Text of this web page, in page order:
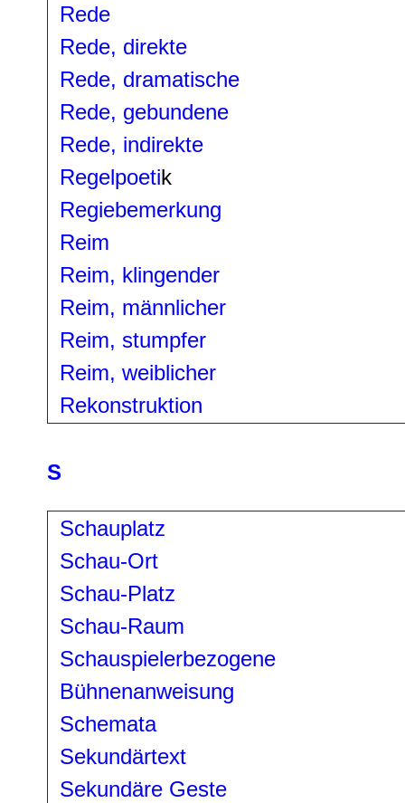
Rede
Rede, direkte
Rede, dramatische
Rede, gebundene
Rede, indirekte
Regelpoetik
Regiebemerkung
Reim
Reim, klingender
Reim, männlicher
Reim, stumpfer
Reim, weiblicher
Rekonstruktion
S
Schauplatz
Schau-Ort
Schau-Platz
Schau-Raum
Schauspielerbezogene
Bühnenanweisung
Schemata
Sekundärtext
Sekundäre Geste